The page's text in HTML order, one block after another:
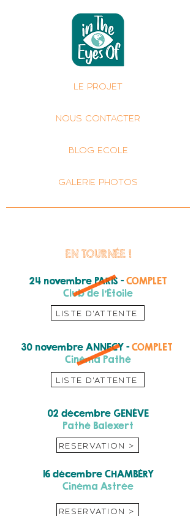
LE PROJET
NOUS CONTACTER
BLOG ECOLE
GALERIE PHOTOS
EN TOURNÉE !
24 novembre PARIS -COMPLET
Club de l'Étoile
LISTE D'ATTENTE
30 novembre ANNECY -COMPLET
Cinéma Pathé
LISTE D'ATTENTE
02 décembre GENÈVE
Pathé Balexert
RESERVATION >
16 décembre CHAMBÉRY
Cinéma Astrée
RESERVATION >